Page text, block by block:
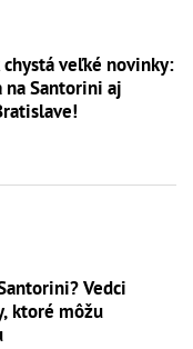
chystá veľké novinky:
na Santorini aj
Vedci
ktoré môžu